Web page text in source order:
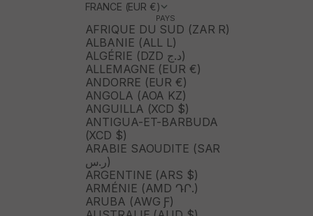
FRANCE (EUR €)
PAYS
AFRIQUE DU SUD (ZAR R)
ALBANIE (ALL L)
ALGÉRIE (DZD د.ج)
ALLEMAGNE (EUR €)
ANDORRE (EUR €)
ANGOLA (AOA KZ)
ANGUILLA (XCD $)
ANTIGUA-ET-BARBUDA
(XCD $)
ARABIE SAOUDITE (SAR
ر.س)
ARGENTINE (ARS $)
ARMÉNIE (AMD ԴՐ.)
ARUBA (AWG Ƒ)